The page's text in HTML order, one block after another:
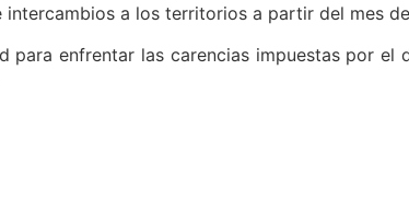
a los territorios a partir del mes
para enfrentar las carencias impuestas por el